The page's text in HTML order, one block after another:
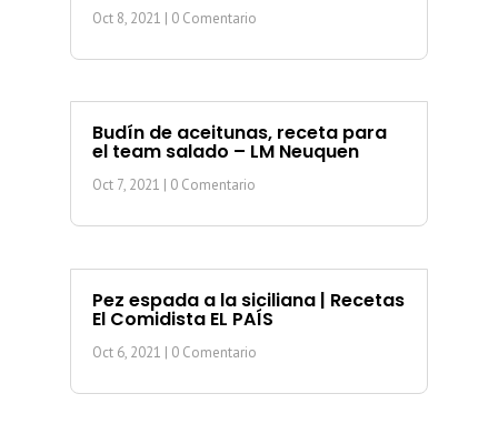
Oct 8, 2021 | 0 Comentario
Budín de aceitunas, receta para
el team salado – LM Neuquen
Oct 7, 2021 | 0 Comentario
Pez espada a la siciliana | Recetas
El Comidista EL PAÍS
Oct 6, 2021 | 0 Comentario